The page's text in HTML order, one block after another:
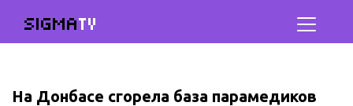
SIGMATV
На Донбасе сгорела база парамедиков